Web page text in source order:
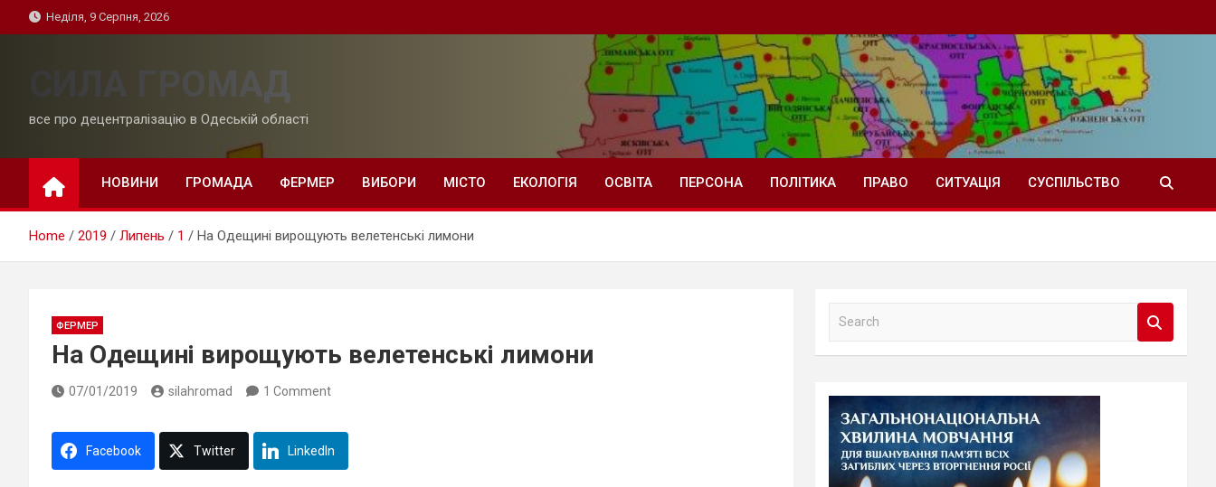
to
Неділя, 9 Серпня, 2026
СИЛА ГРОМАД
все про децентралізацію в Одеській області
НОВИНИ ГРОМАДА ФЕРМЕР ВИБОРИ МІСТО ЕКОЛОГІЯ ОСВІТА ПЕРСОНА ПОЛІТИКА ПРАВО СИТУАЦІЯ СУСПІЛЬСТВО
Home 2019 Липень 1 На Одещині вирощують велетенські лимони
ФЕРМЕР
На Одещині вирощують велетенські лимони
07/01/2019 silahromad 1 Comment
Facebook Twitter LinkedIn
a